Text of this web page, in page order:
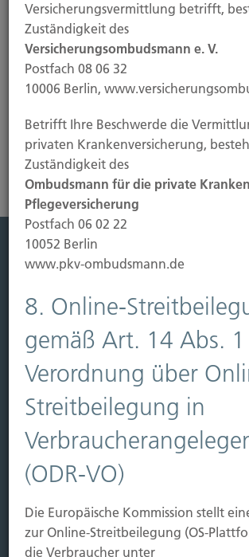
Anfahrt
Adressbeschreibung und
hier.
Leistung
Leben
Vorsorgen
Sichern
Immobilien Vers.
Kauf Grundstück
Baufertigstellung/Hauskauf
Einzug/Vermietung
Schaden
Kontakt
Hubert Brück KG| Inhaber: Dipl.
Versicherungsvermittlung betrifft,
Zuständigkeit des
Versicherungsombudsmann e. V.
Postfach 08 06 32
10006 Berlin,
Betrifft Ihre Beschwerde die
privaten Krankenversicherung,
Zuständigkeit des
Ombudsmann für die private
Pflegeversicherung
Postfach 06 02 22
10052 Berlin
www.pkv-ombudsmann.de
8. Online-
gemäß Art. 14 Abs. 1
Verordnung über
Streitbeilegung in
(ODR-VO)
Die Europäische Kommission stellt
zur Online-Streitbeilegung (OS-
die Verbraucher unter